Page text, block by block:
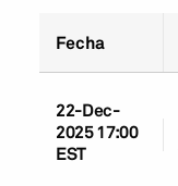
Fecha
22-Dec-
2025 17:00
EST